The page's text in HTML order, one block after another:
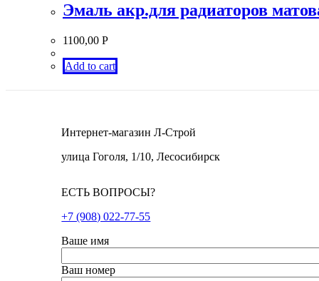
Эмаль акр.для радиаторов
1100,00 Р
Add to cart
Интернет-магазин Л-Строй
улица Гоголя, 1/10, Лесосибирск
ЕСТЬ ВОПРОСЫ?
+7 (908) 022-77-55
Ваше имя
Ваш номер